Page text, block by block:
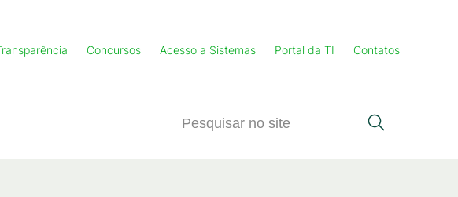
Concursos Acesso a Sistemas Portal da TI Contatos